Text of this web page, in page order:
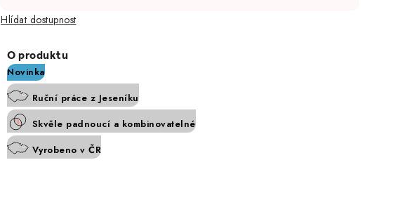
Hlídat
Novinka
Ruční práce z Jeseníku
Skvěle padnoucí a kombinovatelné
Vyrobeno v ČR